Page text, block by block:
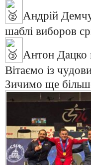
Андрій
шаблі виборов
Антон Дацко
Вітаємо із
Зичимо ще